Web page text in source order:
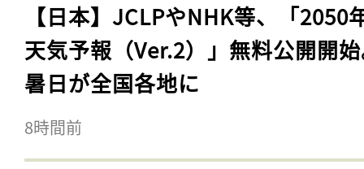
【日本】JCLPやNHK等、「2050
天気予報（Ver.2）」無料公開開
暑日が全国各地に
8時間前